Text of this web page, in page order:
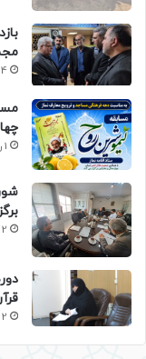
14
1 روز پیش
2 روز پیش
2 روز پیش